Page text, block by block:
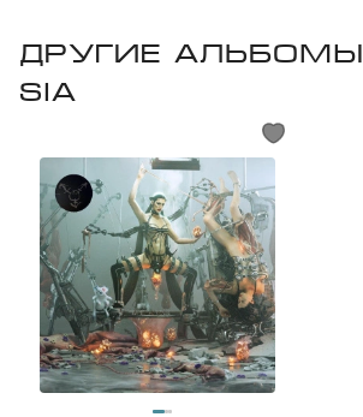
Другие альбомы
Sia